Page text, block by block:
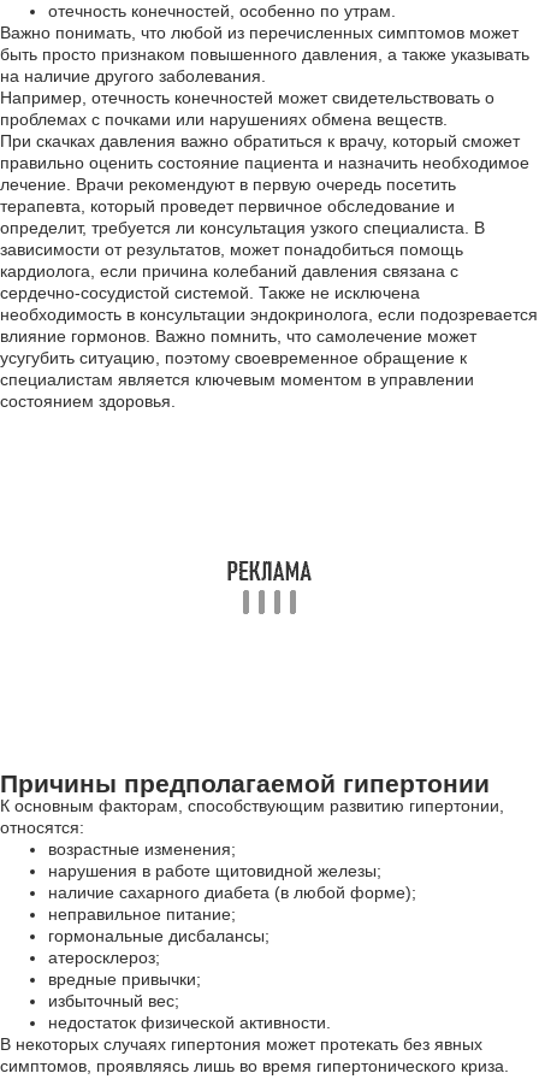
отечность конечностей, особенно по утрам.
Важно понимать, что любой из перечисленных симптомов может
быть просто признаком повышенного давления, а также указывать
на наличие другого заболевания.
Например, отечность конечностей может свидетельствовать о
проблемах с почками или нарушениях обмена веществ.
При скачках давления важно обратиться к врачу, который сможет
правильно оценить состояние пациента и назначить необходимое
лечение. Врачи рекомендуют в первую очередь посетить
терапевта, который проведет первичное обследование и
определит, требуется ли консультация узкого специалиста. В
зависимости от результатов, может понадобиться помощь
кардиолога, если причина колебаний давления связана с
сердечно-сосудистой системой. Также не исключена
необходимость в консультации эндокринолога, если подозревается
влияние гормонов. Важно помнить, что самолечение может
усугубить ситуацию, поэтому своевременное обращение к
специалистам является ключевым моментом в управлении
состоянием здоровья.
Причины предполагаемой гипертонии
К основным факторам, способствующим развитию гипертонии,
относятся:
возрастные изменения;
нарушения в работе щитовидной железы;
наличие сахарного диабета (в любой форме);
неправильное питание;
гормональные дисбалансы;
атеросклероз;
вредные привычки;
избыточный вес;
недостаток физической активности.
В некоторых случаях гипертония может протекать без явных
симптомов, проявляясь лишь во время гипертонического криза.